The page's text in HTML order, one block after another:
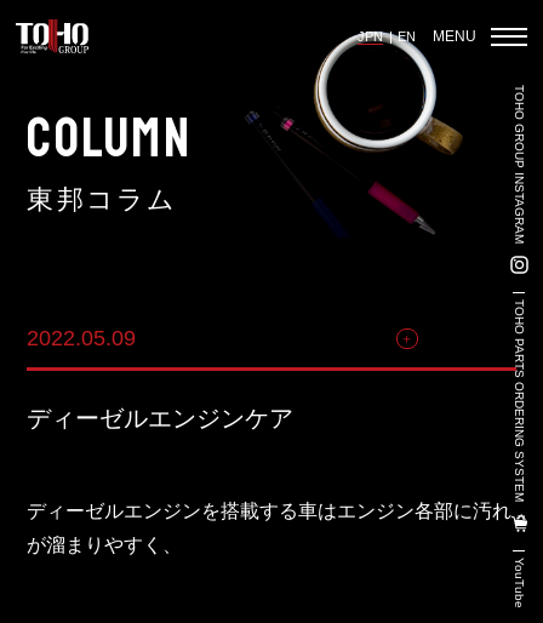
JPN EN MENU
中古車販売事業
輸出入事業
新卒・キャリア採用コンサルティング事業
TOHO GROUP INSTAGRAM
TOHO PARTS ORDERING SYSTEM
YouTube
COLUMN
東邦コラム
2022.05.09 商品関連
ディーゼルエンジンケア
ディーゼルエンジンを搭載する車はエンジン各部に汚れ
が溜まりやすく、